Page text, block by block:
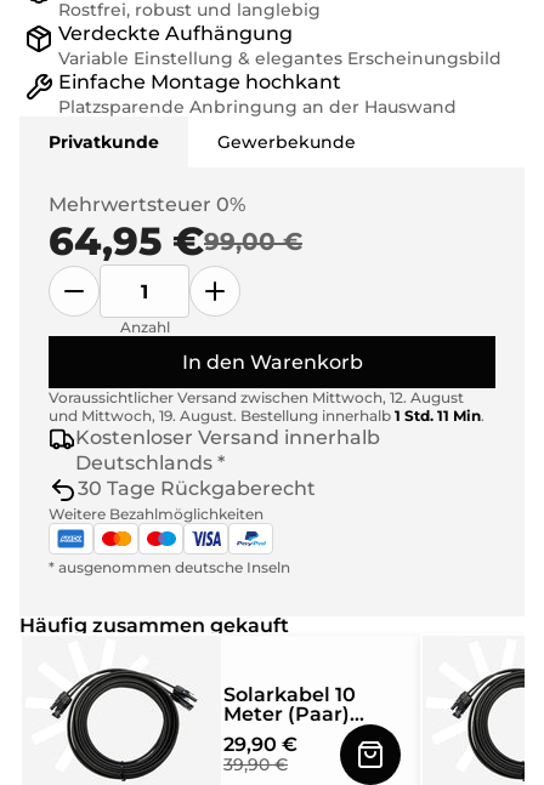
Rostfrei, robust und langlebig
Verdeckte Aufhängung
Variable Einstellung & elegantes Erscheinungsbild
Einfache Montage hochkant
Platzsparende Anbringung an der Hauswand
Privatkunde
Gewerbekunde
Mehrwertsteuer 0%
64,95 €99,00 €
Anzahl
In den Warenkorb
Voraussichtlicher Versand zwischen Mittwoch, 12. August
und Mittwoch, 19. August. Bestellung innerhalb 1 Std. 11 Min.
Kostenloser Versand innerhalb
Deutschlands *
30 Tage Rückgaberecht
Weitere Bezahlmöglichkeiten
* ausgenommen deutsche Inseln
Häufig zusammen gekauft
Solarkabel 10
Meter (Paar)
4mm² mit MC4
Solarstecker
beidseitig
29,90 €
39,90 €